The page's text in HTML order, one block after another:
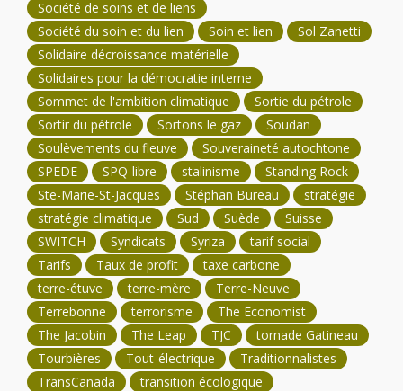
Société de soins et de liens
Société du soin et du lien
Soin et lien
Sol Zanetti
Solidaire décroissance matérielle
Solidaires pour la démocratie interne
Sommet de l'ambition climatique
Sortie du pétrole
Sortir du pétrole
Sortons le gaz
Soudan
Soulèvements du fleuve
Souveraineté autochtone
SPEDE
SPQ-libre stalinisme
Standing Rock
Ste-Marie-St-Jacques
Stéphan Bureau
stratégie
stratégie climatique
Sud Suède
Suisse
SWITCH
Syndicats Syriza
tarif social
Tarifs
Taux de profit
taxe carbone
terre-étuve
terre-mère
Terre-Neuve
Terrebonne
terrorisme
The Economist
The Jacobin
The Leap TJC
tornade Gatineau
Tourbières
Tout-électrique
Traditionnalistes
TransCanada
transition écologique